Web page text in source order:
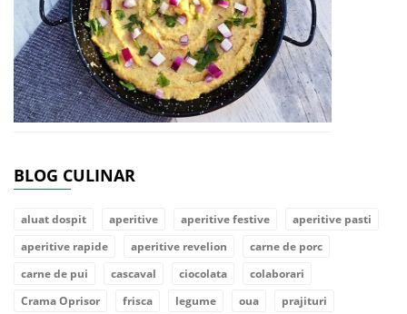
BLOG CULINAR
aluat dospit aperitive aperitive festive
aperitive pasti
aperitive rapide
aperitive revelion
carne de porc
carne de pui
cascaval ciocolata
colaborari
Crama Oprisor
frisca legume oua
prajituri